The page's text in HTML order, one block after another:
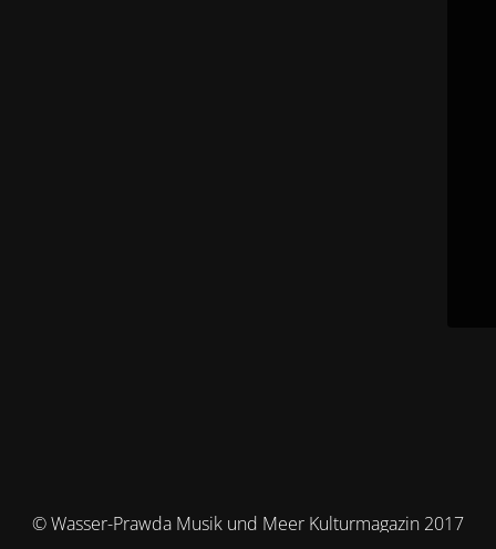
© Wasser-Prawda Musik und Meer Kulturmagazin 2017